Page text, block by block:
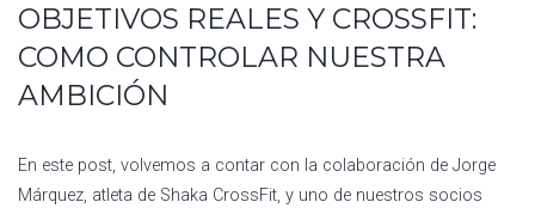
OBJETIVOS REALES Y CROSSFIT:
COMO CONTROLAR NUESTRA
AMBICIÓN
En este post, volvemos a contar con la colaboración de Jorge
Márquez, atleta de Shaka CrossFit, y uno de nuestros socios